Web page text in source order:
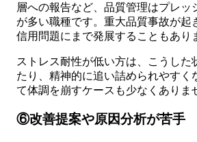
層への報告など、品質管理はプレッ
が多い職種です。重大品質事故が起
信用問題にまで発展することもあり
ストレス耐性が低い方は、こうした
たり、精神的に追い詰められやすく
て体調を崩すケースも少なくありま
⑥改善提案や原因分析が苦手